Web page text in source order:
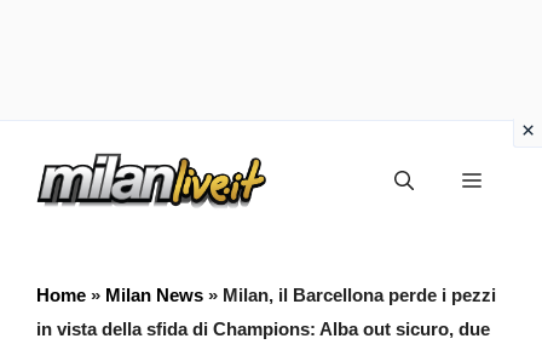
Menu
Home » Milan News » Milan, il Barcellona perde i pezzi
in vista della sfida di Champions: Alba out sicuro, due